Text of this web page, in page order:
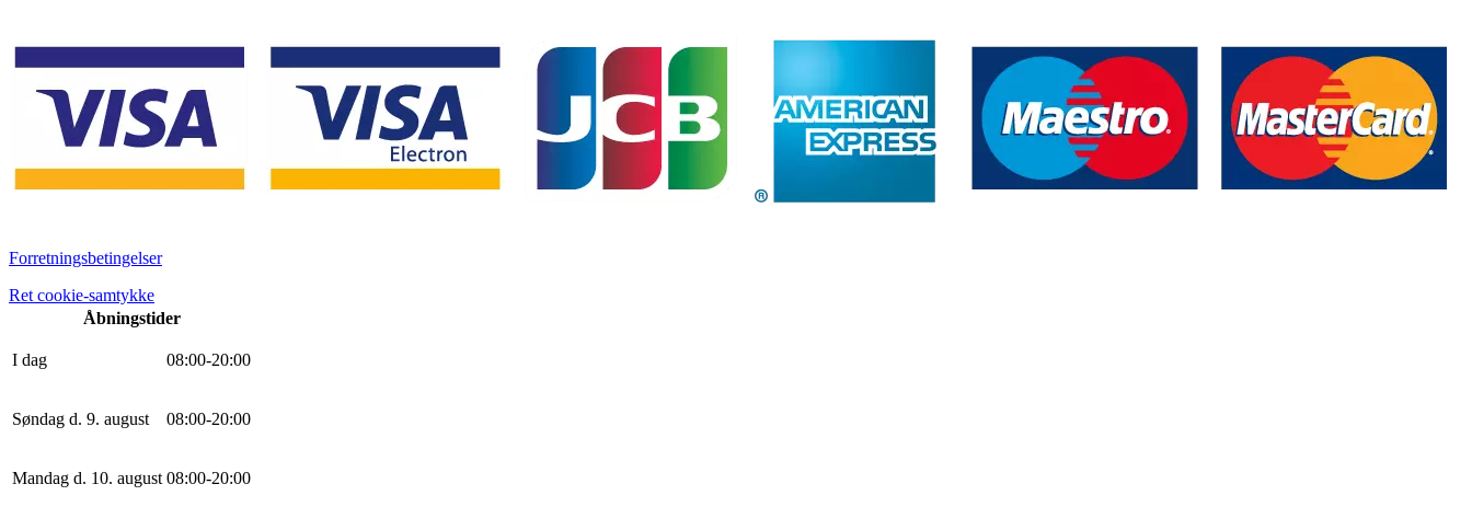
Forretningsbetingelser
Ret cookie-samtykke
Åbningstider
I dag 08:00-20:00
Søndag d. 9. august 08:00-20:00
Mandag d. 10. august 08:00-20:00